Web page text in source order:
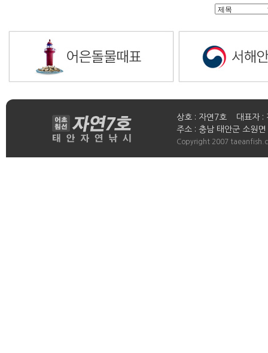
상호 : 자연7호 대표자
주소 : 충남 태안군 소원
Copyright 2007